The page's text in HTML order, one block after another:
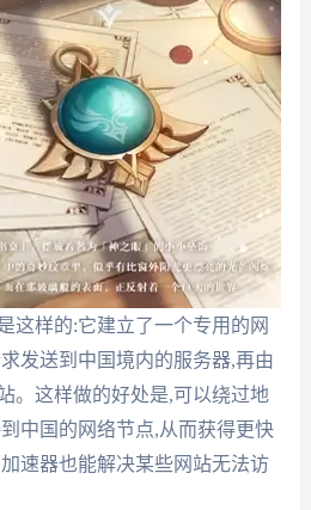
这样的:它建立了一个专用的网
发送到中国境内的服务器,再由
。这样做的好处是,可以绕过地
中国的网络节点,从而获得更快
速器也能解决某些网站无法访